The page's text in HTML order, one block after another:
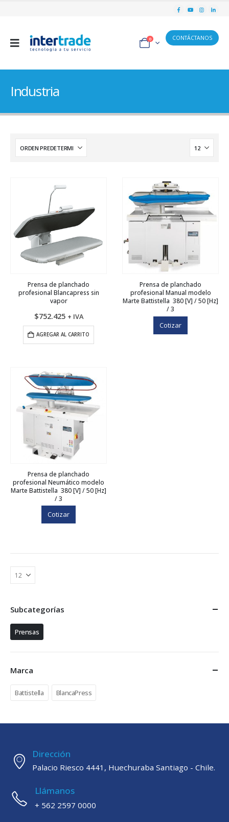
0 CONTÁCTANOS
Industria
Prensa de planchado
profesional Blancapress sin
vapor
$752.425 + IVA
AGREGAR AL CARRITO
Prensa de planchado
profesional Manual modelo
Marte Battistella 380 [V] / 50 [Hz]
/ 3
Cotizar
Prensa de planchado
profesional Neumático modelo
Marte Battistella 380 [V] / 50 [Hz]
/ 3
Cotizar
Subcategorías
Prensas
Marca
Battistella BlancaPress
Dirección
Palacio Riesco 4441, Huechuraba Santiago - Chile.
Llámanos
+ 562 2597 0000